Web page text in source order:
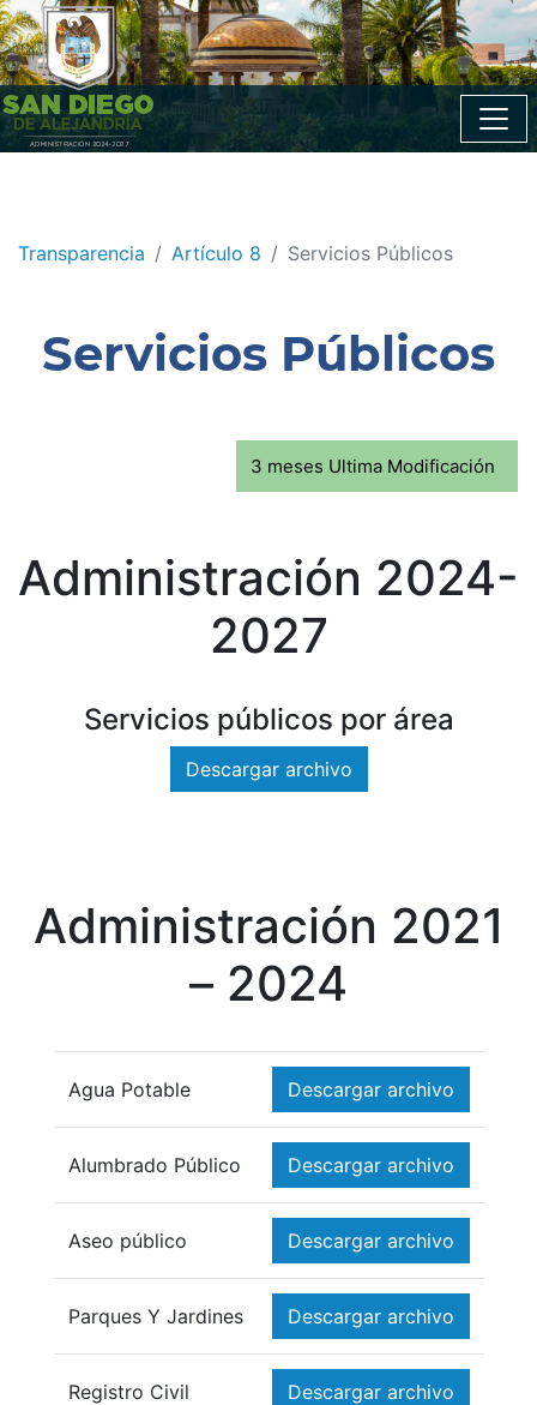
Transparencia Artículo 8 Servicios Públicos
Servicios Públicos
3 meses Ultima Modificación
Administración 2024-
2027
Servicios públicos por área
Descargar archivo
Administración 2021
– 2024
Agua Potable Descargar archivo
Alumbrado Público Descargar archivo
Aseo público Descargar archivo
Parques Y Jardines Descargar archivo
Registro Civil Descargar archivo